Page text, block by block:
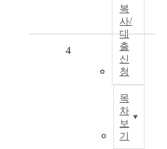
복
사/
대
출
신
청
목
차
보
기
4